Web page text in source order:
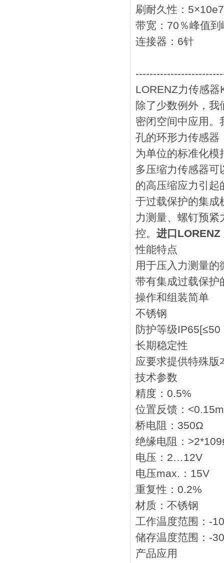
刷耐久性：
带宽：70％峰值到
连接器：6针
LORENZ力传感
除了少数例外，
密闭空间中应用。
孔的环形力传感器
为单位的标准化模
多压缩力传感器可
的高压缩应力引起
于过载保护的集成
力测量、螺钉预紧
控。 进口LORENZ
性能特点
用于压入力测量的
带有集成过载保护
操作和组装简单
不锈钢
防护等级IP65[≤50
长期稳定性
应要求提供特殊版
技术参数
精度：0.5%
位置反馈：
桥电阻：350Ω
绝缘电阻：
电压：2…12V
电压max.：15V
重复性：0.2%
材质：不锈钢
工作温度范围：-
储存温度范围：-
产品应用